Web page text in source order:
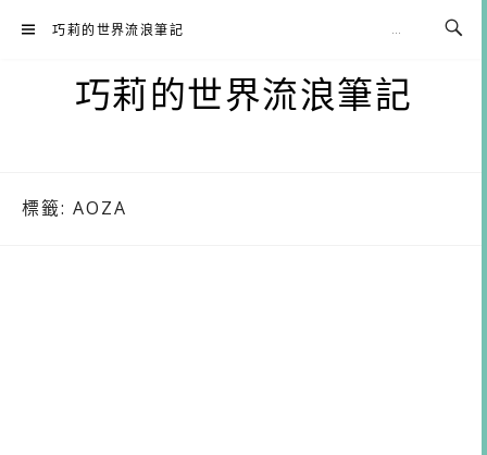
巧莉的世界流浪筆記
巧莉的世界流浪筆記
標籤: AOZA